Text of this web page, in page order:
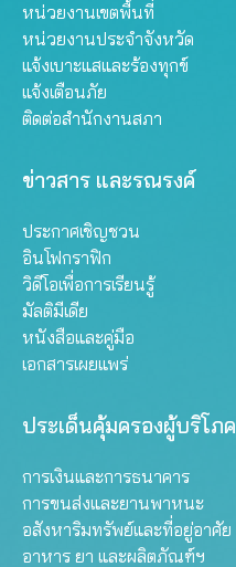
หน่วยงานเขตพื้นที่
หน่วยงานประจำจังหวัด
แจ้งเบาะแสและร้องทุกข์
แจ้งเตือนภัย
ติดต่อสำนักงานสภา
ข่าวสาร และรณรงค์
ประกาศเชิญชวน
อินโฟกราฟิก
วิดีโอเพื่อการเรียนรู้
มัลติมีเดีย
หนังสือและคู่มือ
เอกสารเผยแพร่
ประเด็นคุ้มครองผู้บริโภค
การเงินและการธนาคาร
การขนส่งและยานพาหนะ
อสังหาริมทรัพย์และที่อยู่อาศัย
อาหาร ยา และผลิตภัณฑ์ฯ